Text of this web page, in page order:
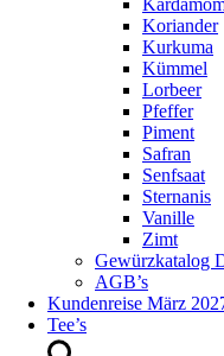
Koriander
Kurkuma
Kümmel
Lorbeer
Pfeffer
Piment
Safran
Senfsaat
Sternanis
Vanille
Zimt
Gewürzkatalog
AGB’s
Kundenreise März
Tee’s